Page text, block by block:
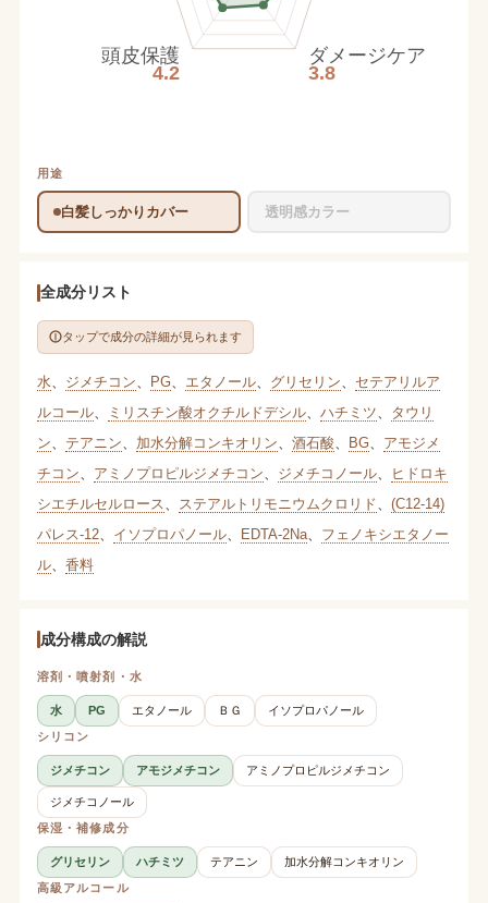
ダメージケア
3.8
頭皮保護
4.2
用途
白髪しっかりカバー 透明感カラー
全成分リスト
タップで成分の詳細が見られます
水 ジメチコン PG、 エタノール、 グリセリン
セテアリルア
ルコール、 ミリスチン酸オクチルドデシル、 ハチミツ
タウリ
ン
テアニン 加水分解コンキオリン 酒石酸 BG、 アモジメ
チコン
アミノプロピルジメチコン ジメチコノール、
ヒドロキ
シエチルセルロース
ステアルトリモニウムクロリド
(C12-14)
パレス-12、 イソプロパノール、 EDTA-2Na、 フェノキシエタノー
ル、 香料
成分構成の解説
溶剤・噴射剤・水
水 PG エタノール ＢＧ
イソプロパノール
シリコン
ジメチコン アモジメチコン アミノプロピルジメチコン
ジメチコノール
保湿・補修成分
グリセリン ハチミツ テアニン
加水分解コンキオリン
高級アルコール